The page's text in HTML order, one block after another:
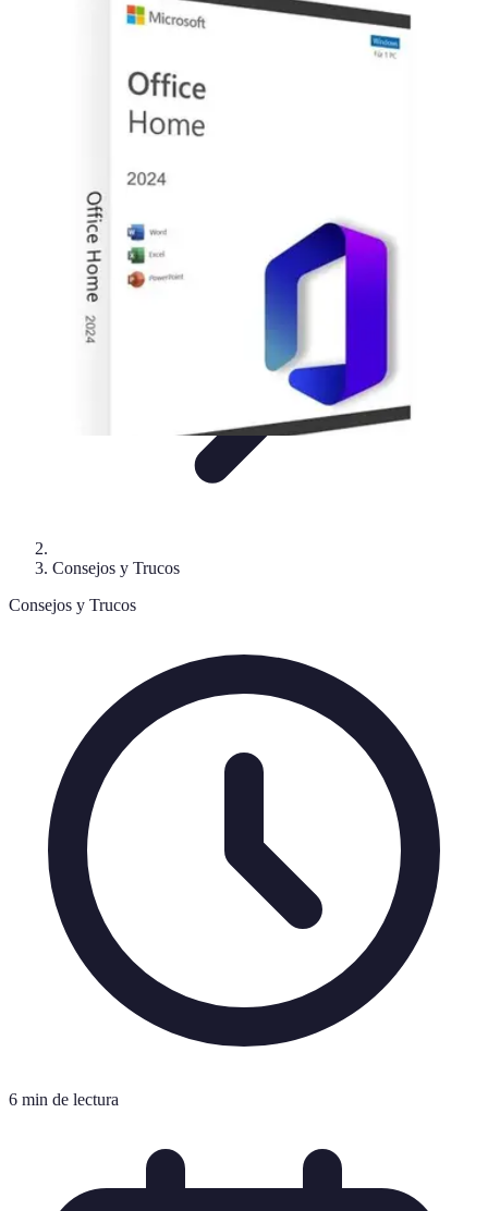
Integración de Software
Software Fácil
Consejos y Trucos
Consejos y Trucos
6 min de lectura